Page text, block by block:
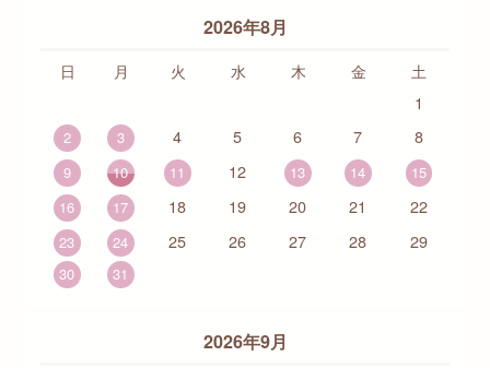
2026年8月
日 月 火 水 木 金
土
1
2 3 4 5 6 7 8
9 10 11 12 13 14
15
16
17 18 19 20 21 22
23 24 25 26 27 28 29
30 31
2026年9月